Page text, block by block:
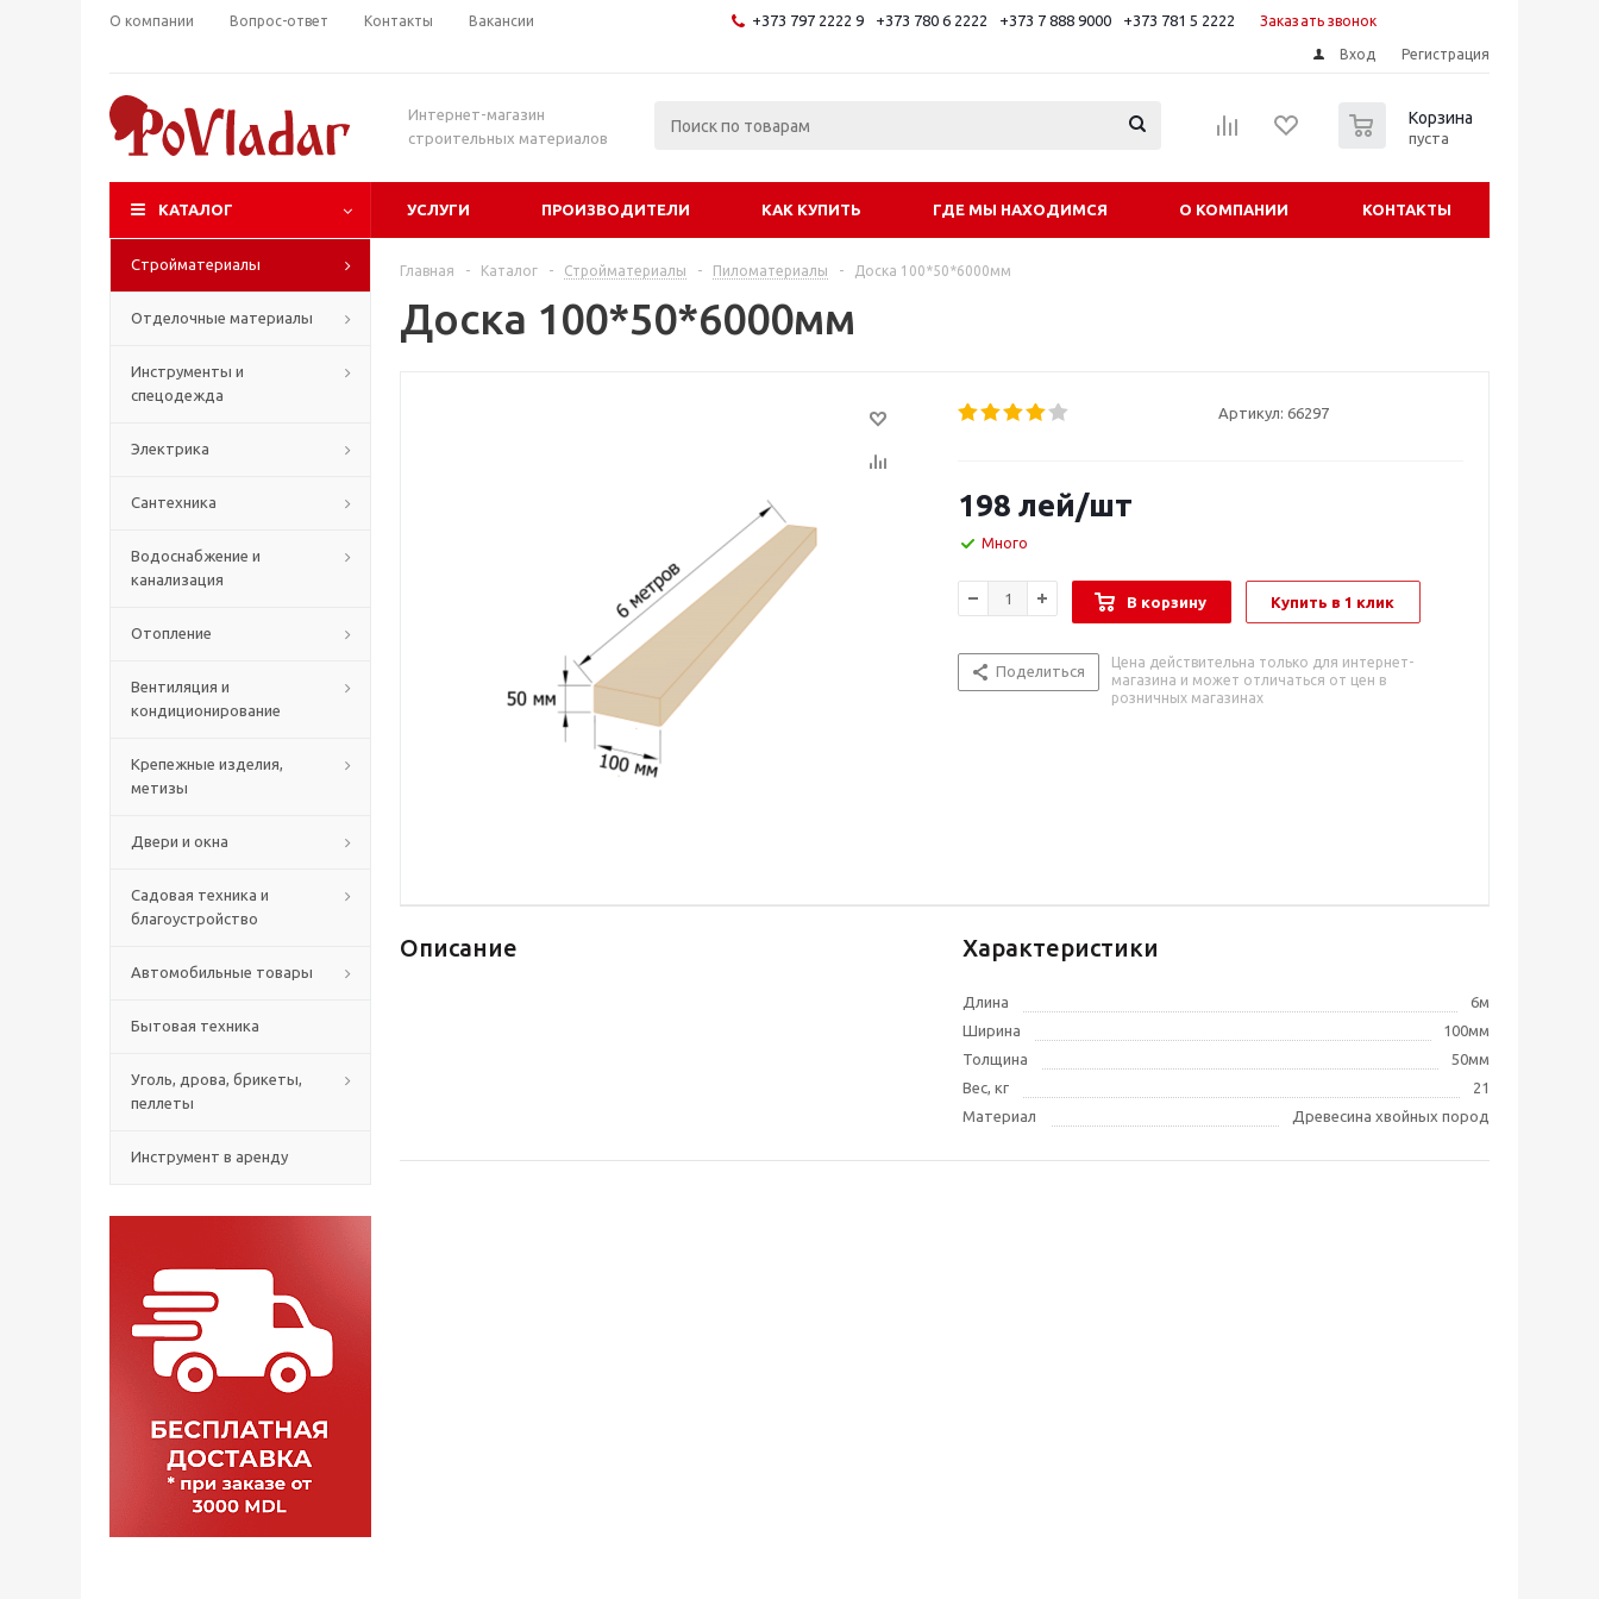
О компании Вопрос-ответ Контакты Вакансии +373 797 2222 9 +373 780 6 2222 +373 7 888 9000 +373 781 5 2222 Заказать звонок
Вход Регистрация
Интернет-магазин
строительных материалов
Корзина
пуста
КАТАЛОГ УСЛУГИ ПРОИЗВОДИТЕЛИ КАК КУПИТЬ ГДЕ МЫ НАХОДИМСЯ О КОМПАНИИ КОНТАКТЫ
Стройматериалы
Отделочные материалы
Инструменты и
спецодежда
Электрика
Сантехника
Водоснабжение и
канализация
Отопление
Вентиляция и
кондиционирование
Крепежные изделия,
метизы
Двери и окна
Садовая техника и
благоустройство
Автомобильные товары
Бытовая техника
Уголь, дрова, брикеты,
пеллеты
Инструмент в аренду
Главная - Каталог - Стройматериалы - Пиломатериалы - Доска 100*50*6000мм
Доска 100*50*6000мм
Артикул: 66297
198 лей/шт
Много
В корзину Купить в 1 клик
Поделиться
Цена действительна только для интернет-
магазина и может отличаться от цен в
розничных магазинах
Описание Характеристики
Длина
6м
Ширина
100мм
Толщина
50мм
Вес, кг
21
Материал
Древесина хвойных пород